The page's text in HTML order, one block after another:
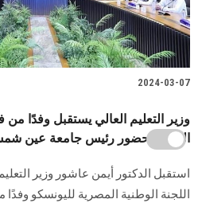
2024-03-07
وزير التعليم العالي يستقبل وفدًا من
الدولي بحضور رئيس جامعة عين
استقبل الدكتور أيمن عاشور وزير
اللجنة الوطنية المصرية ‏لليونسكو